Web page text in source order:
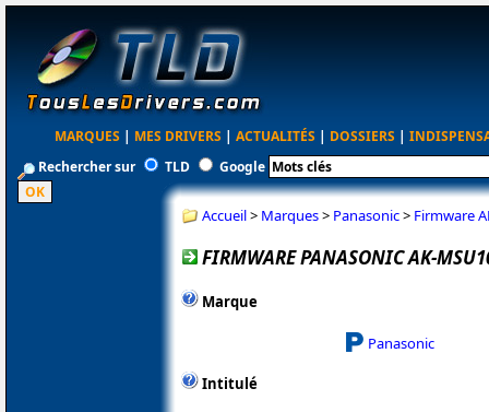
MARQUES | MES DRIVERS | ACTUALITÉS | DOSSIERS |
Rechercher sur
TLD Google
Accueil> Marques> Panasonic> Firmware
FIRMWARE PANASONIC AK-
Marque
Panasonic
Intitulé